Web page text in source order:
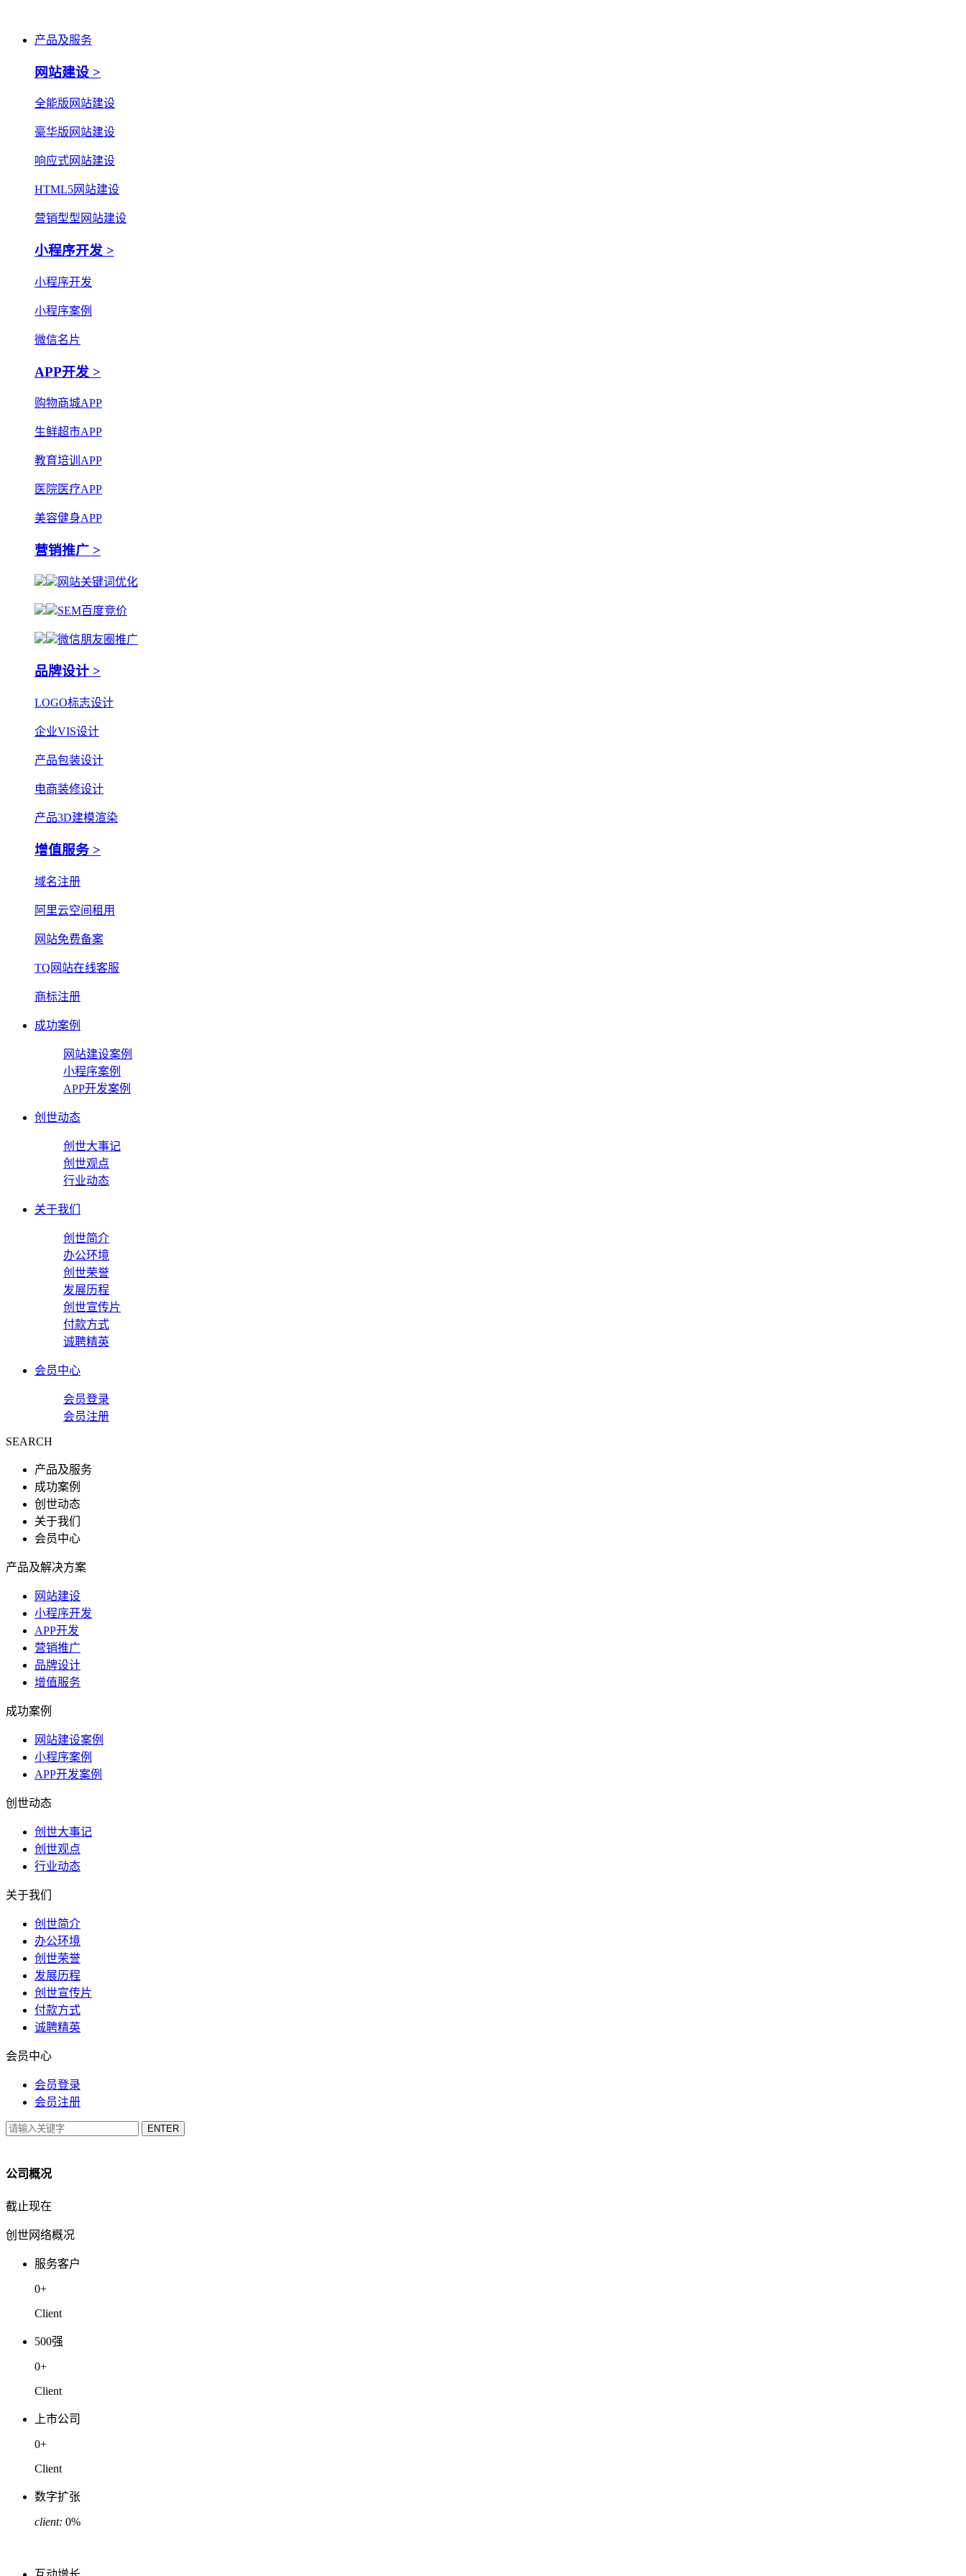
产品及服务
网站建设 >
全能版网站建设
豪华版网站建设
响应式网站建设
HTML5网站建设
营销型型网站建设
小程序开发 >
小程序开发
小程序案例
微信名片
APP开发 >
购物商城APP
生鲜超市APP
教育培训APP
医院医疗APP
美容健身APP
营销推广 >
网站关键词优化
SEM百度竞价
微信朋友圈推广
品牌设计 >
LOGO标志设计
企业VIS设计
产品包装设计
电商装修设计
产品3D建模渲染
增值服务 >
域名注册
阿里云空间租用
网站免费备案
TQ网站在线客服
商标注册
成功案例
网站建设案例
小程序案例
APP开发案例
创世动态
创世大事记
创世观点
行业动态
关于我们
创世简介
办公环境
创世荣誉
发展历程
创世宣传片
付款方式
诚聘精英
会员中心
会员登录
会员注册
SEARCH
产品及服务
成功案例
创世动态
关于我们
会员中心
产品及解决方案
网站建设
小程序开发
APP开发
营销推广
品牌设计
增值服务
成功案例
网站建设案例
小程序案例
APP开发案例
创世动态
创世大事记
创世观点
行业动态
关于我们
创世简介
办公环境
创世荣誉
发展历程
创世宣传片
付款方式
诚聘精英
会员中心
会员登录
会员注册
公司概况
截止现在
创世网络概况
服务客户
0+
Client
500强
0+
Client
上市公司
0+
Client
数字扩张
client: 0%